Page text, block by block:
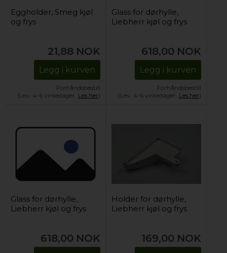
Eggholder, Smeg kjøl
og frys
21,88 NOK
Legg i kurven
Forhåndsbestill
(Lev. 4-6 virkedager. Les her)
Glass for dørhylle,
Liebherr kjøl og frys
618,00 NOK
Legg i kurven
Forhåndsbestill
(Lev. 4-6 virkedager. Les her)
Glass for dørhylle,
Liebherr kjøl og frys
618,00 NOK
Holder for dørhylle,
Liebherr kjøl og frys
169,00 NOK